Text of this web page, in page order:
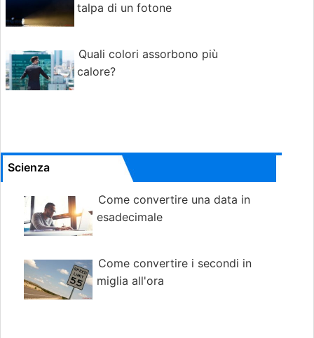
talpa di un fotone
Quali colori assorbono più
calore?
Scienza
Come convertire una data in
esadecimale
Come convertire i secondi in
miglia all'ora